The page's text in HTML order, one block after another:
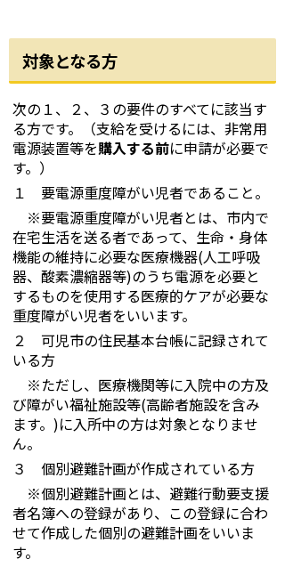
対象となる方
次の１、２、３の要件のすべてに該当す
る方です。
（支給を受けるには、非常用
電源装置等を購入する前に申請が必要で
す。）
１ 要電源重度障がい児者であること。
※要電源重度障がい児者とは、市内で
在宅生活を送る者であって、生命・身体
機能の維持に必要な医療機器(人工呼吸
器、酸素濃縮器等)のうち電源を必要と
するものを使用する医療的ケアが必要な
重度障がい児者をいいます。
２ 可児市の住民基本台帳に記録されて
いる方
※ただし、医療機関等に入院中の方及
び障がい福祉施設等(高齢者施設を含み
ます。)に入所中の方は対象となりませ
ん。
３ 個別避難計画が作成されている方
※個別避難計画とは、避難行動要支援
者名簿への登録があり、この登録に合わ
せて作成した個別の避難計画をいいま
す。